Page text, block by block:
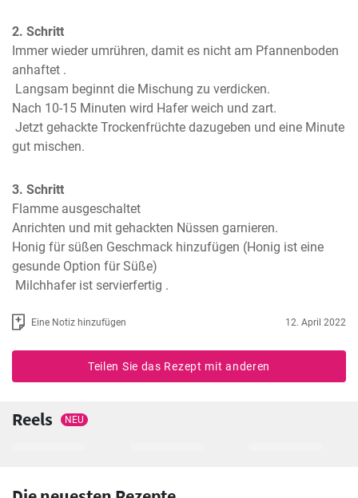
2. Schritt
Immer wieder umrühren, damit es nicht am Pfannenboden
anhaftet .
Nach 10-15 Minuten wird Hafer weich und zart.
gut mischen.
3. Schritt
Flamme ausgeschaltet
Anrichten und mit gehackten Nüssen garnieren.
Honig für süßen Geschmack hinzufügen (Honig ist eine
gesunde Option für Süße)
Milchhafer ist servierfertig .
Eine Notiz hinzufügen 12. April 2022
Teilen Sie das Rezept mit anderen
Reels NEU